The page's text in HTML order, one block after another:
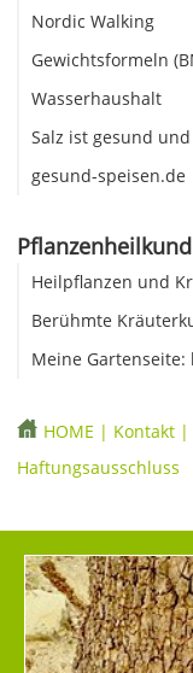
Nordic Walking
Gewichtsformeln
Wasserhaushalt
Salz ist gesund
gesund-speisen.de
Heilpflanzen und
Berühmte
Meine Gartenseite:
HOME | Kontakt |
Haftungsausschluss